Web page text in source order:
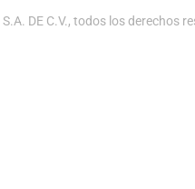
DE C.V., todos los derechos